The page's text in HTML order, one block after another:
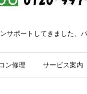
サポートしてきました、
ン修理 サービス案内